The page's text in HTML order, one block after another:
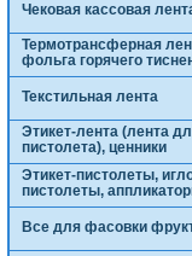
Чековая кассовая
Термотрансферная
фольга горячего
Текстильная лента
Этикет-лента (лента
пистолета), ценники
Этикет-пистолеты,
пистолеты,
Все для фасовки